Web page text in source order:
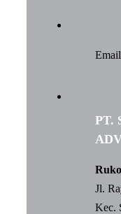
PT.
Jl.
Kec.